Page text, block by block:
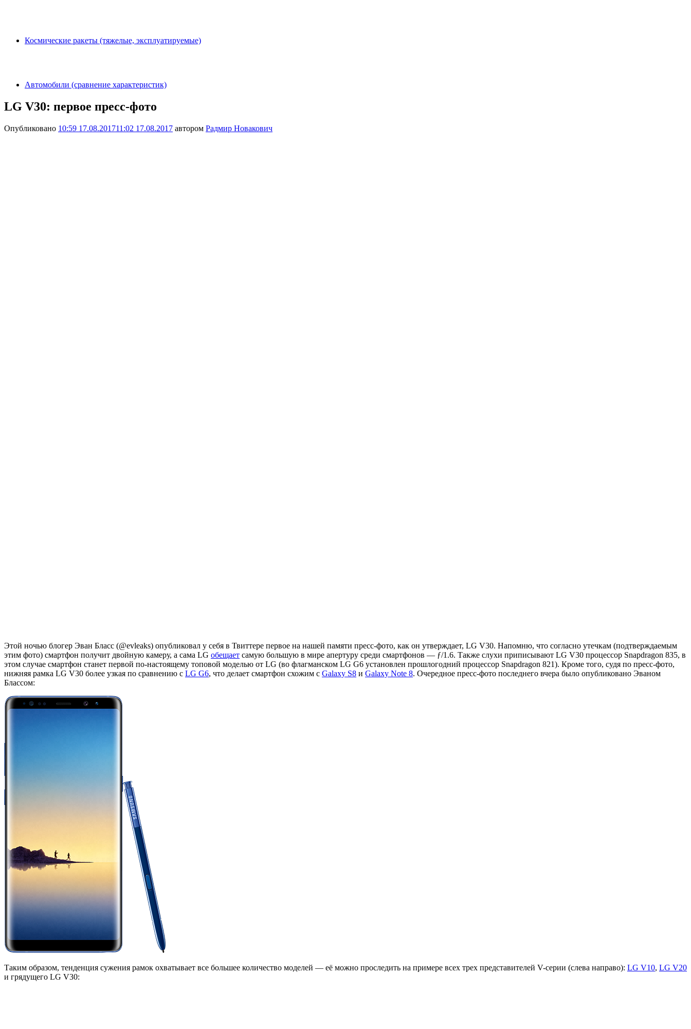
Космические ракеты (тяжелые, эксплуатируемые)
Автомобили (сравнение характеристик)
LG V30: первое пресс-фото
Опубликовано 10:59 17.08.201711:02 17.08.2017 автором Радмир Новакович
Этой ночью блогер Эван Бласс (@evleaks) опубликовал у себя в Твиттере первое на нашей памяти пресс-фото, как он утверждает, LG V30. Напомню, что согласно утечкам (подтверждаемым
этим фото) смартфон получит двойную камеру, а сама LG обещает самую большую в мире апертуру среди смартфонов — ƒ/1.6. Также слухи приписывают LG V30 процессор Snapdragon 835, в
этом случае смартфон станет первой по-настоящему топовой моделью от LG (во флагманском LG G6 установлен прошлогодний процессор Snapdragon 821). Кроме того, судя по пресс-фото,
нижняя рамка LG V30 более узкая по сравнению с LG G6, что делает смартфон схожим с Galaxy S8 и Galaxy Note 8. Очередное пресс-фото последнего вчера было опубликовано Эваном
Блассом:
Таким образом, тенденция сужения рамок охватывает все большее количество моделей — её можно проследить на примере всех трех представителей V-серии (слева направо): LG V10, LG V20
и грядущего LG V30: